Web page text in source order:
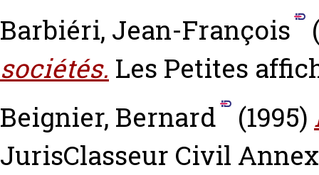
Barbiéri, Jean-François
sociétés. Les Petites
Beignier, Bernard
(1995)
JurisClasseur Civil